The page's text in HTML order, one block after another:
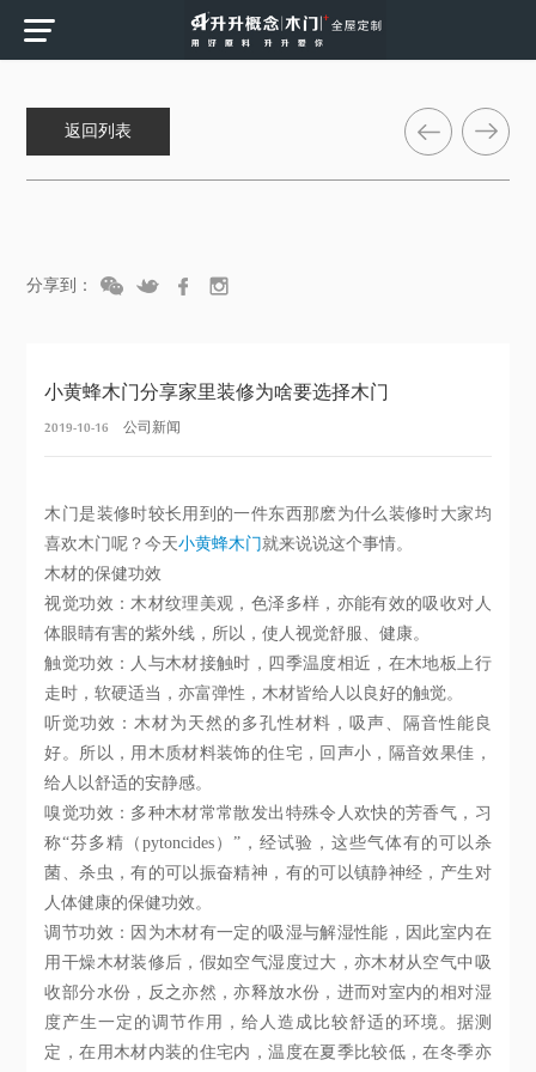
返回列表
分享到：
小黄蜂木门分享家里装修为啥要选择木门
2019-10-16 公司新闻
木门是装修时较长用到的一件东西那麽为什么装修时大家均
喜欢木门呢？今天小黄蜂木门就来说说这个事情。
木材的保健功效
视觉功效：木材纹理美观，色泽多样，亦能有效的吸收对人
体眼睛有害的紫外线，所以，使人视觉舒服、健康。
触觉功效：人与木材接触时，四季温度相近，在木地板上行
走时，软硬适当，亦富弹性，木材皆给人以良好的触觉。
听觉功效：木材为天然的多孔性材料，吸声、隔音性能良
好。所以，用木质材料装饰的住宅，回声小，隔音效果佳，
给人以舒适的安静感。
嗅觉功效：多种木材常常散发出特殊令人欢快的芳香气，习
称“芬多精（pytoncides）”，经试验，这些气体有的可以杀
菌、杀虫，有的可以振奋精神，有的可以镇静神经，产生对
人体健康的保健功效。
调节功效：因为木材有一定的吸湿与解湿性能，因此室内在
用干燥木材装修后，假如空气湿度过大，亦木材从空气中吸
收部分水份，反之亦然，亦释放水份，进而对室内的相对湿
度产生一定的调节作用，给人造成比较舒适的环境。据测
定，在用木材内装的住宅内，温度在夏季比较低，在冬季亦